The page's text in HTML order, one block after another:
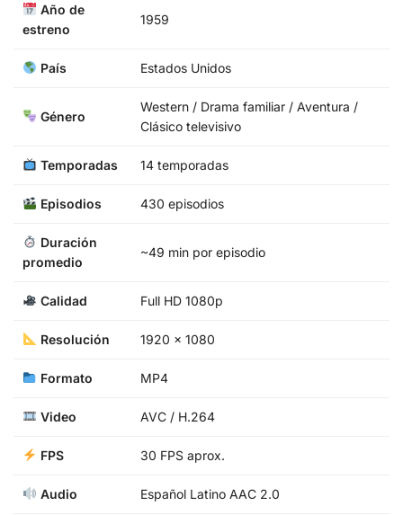
Año de
estreno
1959
País Estados Unidos
Género
Western / Drama familiar / Aventura /
Clásico televisivo
Temporadas 14 temporadas
Episodios 430 episodios
Duración
promedio
~49 min por episodio
Calidad Full HD 1080p
Resolución 1920 x 1080
Formato MP4
Video AVC / H.264
FPS 30 FPS aprox.
Audio Español Latino AAC 2.0